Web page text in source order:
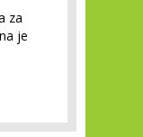
za
je